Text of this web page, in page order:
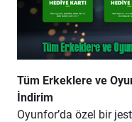
Tüm Erkeklere ve
İndirim
Oyunfor’da özel bir